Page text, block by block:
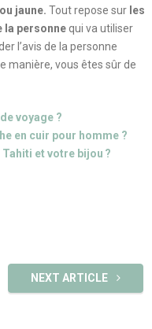
jaune. Tout repose sur les
la personnequi va utiliser
l’avis de la personne
manière, vous êtes sûr de
voyage ?
en cuir pour homme ?
et votre bijou ?
NEXT ARTICLE